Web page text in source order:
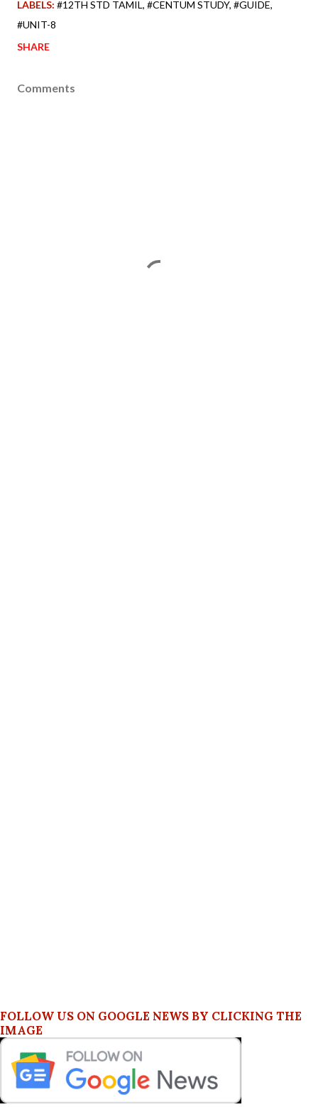
LABELS: #12TH STD TAMIL #CENTUM STUDY #GUIDE
#UNIT-8
SHARE
Comments
FOLLOW US ON GOOGLE NEWS BY CLICKING THE
IMAGE